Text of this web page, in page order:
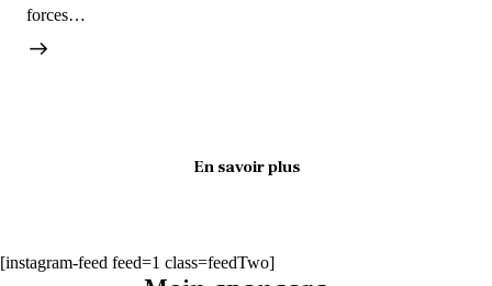
forces…
En savoir plus
[instagram-feed feed=1 class=feedTwo]